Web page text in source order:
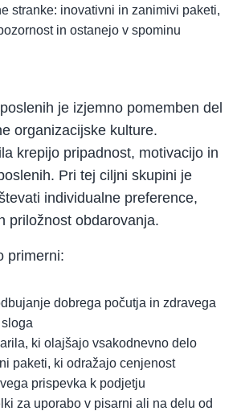
stranke: inovativni in zanimivi paketi,
in ostanejo v spominu
je izjemno pomemben del
organizacijske kulture.
krepijo pripadnost, motivacijo in
Pri tej ciljni skupini je
individualne preference,
priložnost obdarovanja.
primerni:
dobrega počutja in zdravega
ki olajšajo vsakodnevno delo
paketi, ki odražajo cenjenost
prispevka k podjetju
za uporabo v pisarni ali na delu od